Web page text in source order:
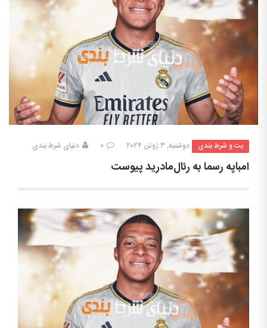
بت و شرط بندی دوشنبه, ۳ ژوئن ۲۰۲۴ ۰ دنیای شرط بندی
امباپه رسما به رئال‌مادرید پیوست